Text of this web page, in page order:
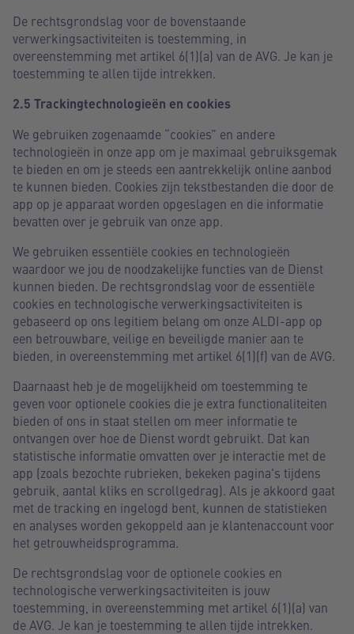
De rechtsgrondslag voor de bovenstaande
verwerkingsactiviteiten is toestemming, in
overeenstemming met artikel 6(1)(a) van de AVG. Je kan je
toestemming te allen tijde intrekken.
2.5 Trackingtechnologieën en cookies
We gebruiken zogenaamde “cookies” en andere
technologieën in onze app om je maximaal gebruiksgemak
te bieden en om je steeds een aantrekkelijk online aanbod
te kunnen bieden. Cookies zijn tekstbestanden die door de
app op je apparaat worden opgeslagen en die informatie
bevatten over je gebruik van onze app.
We gebruiken essentiële cookies en technologieën
waardoor we jou de noodzakelijke functies van de Dienst
kunnen bieden. De rechtsgrondslag voor de essentiële
cookies en technologische verwerkingsactiviteiten is
gebaseerd op ons legitiem belang om onze ALDI-app op
een betrouwbare, veilige en beveiligde manier aan te
bieden, in overeenstemming met artikel 6(1)(f) van de AVG.
Daarnaast heb je de mogelijkheid om toestemming te
geven voor optionele cookies die je extra functionaliteiten
bieden of ons in staat stellen om meer informatie te
ontvangen over hoe de Dienst wordt gebruikt. Dat kan
statistische informatie omvatten over je interactie met de
app (zoals bezochte rubrieken, bekeken pagina's tijdens
gebruik, aantal kliks en scrollgedrag). Als je akkoord gaat
met de tracking en ingelogd bent, kunnen de statistieken
en analyses worden gekoppeld aan je klantenaccount voor
het getrouwheidsprogramma.
De rechtsgrondslag voor de optionele cookies en
technologische verwerkingsactiviteiten is jouw
toestemming, in overeenstemming met artikel 6(1)(a) van
de AVG. Je kan je toestemming te allen tijde intrekken.